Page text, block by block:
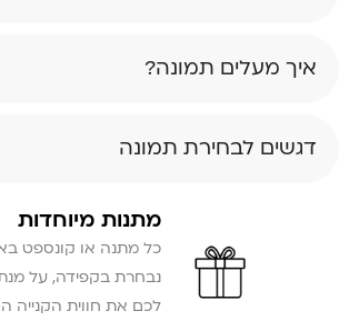
איך מעלים תמונה?
דגשים לבחירת תמונה
מתנות מיוחדות
כל מתנה או קונספט
נבחרת בקפידה, על
לכם את חווית הקנייה